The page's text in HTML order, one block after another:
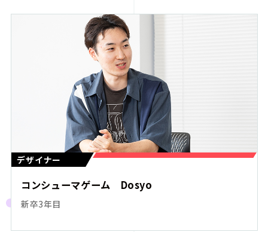
デザイナー
コンシューマゲーム Dosyo
新卒3年目